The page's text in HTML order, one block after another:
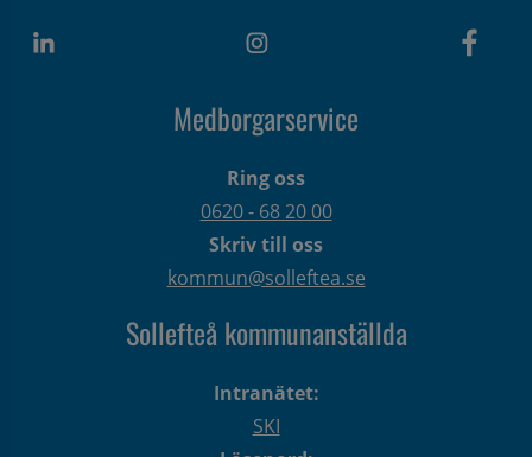
Medborgarservice
Ring oss
0620 - 68 20 00
Skriv till oss
kommun@solleftea.se
Sollefteå kommunanställda
Intranätet:
SKI